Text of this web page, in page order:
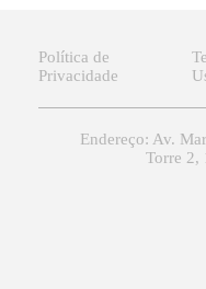
Política de
Privacidade
Endereço: Av.
Torre 2,